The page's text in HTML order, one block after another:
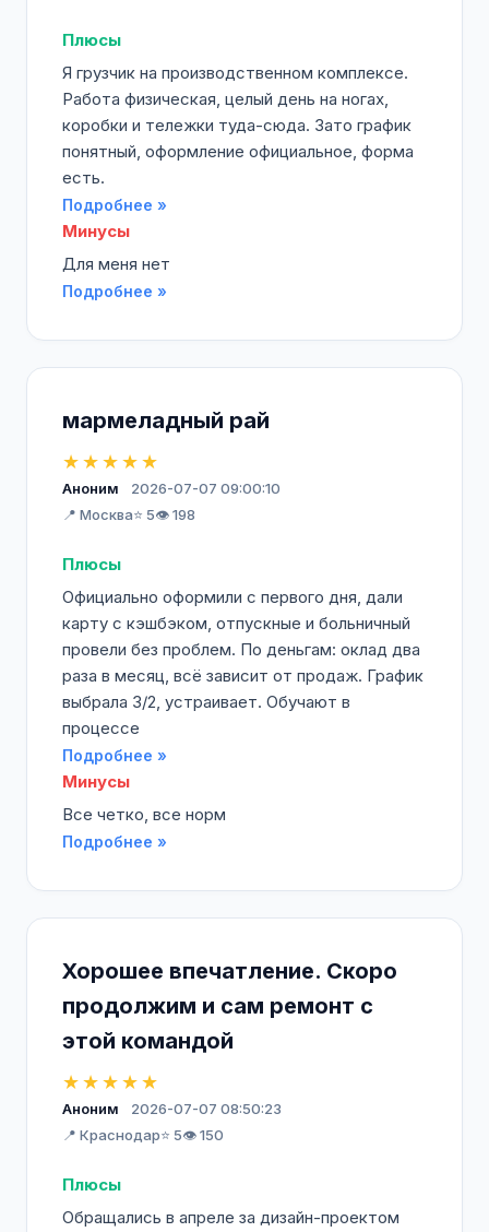
Плюсы
Я грузчик на производственном комплексе.
Работа физическая, целый день на ногах,
коробки и тележки туда-сюда. Зато график
понятный, оформление официальное, форма
есть.
Подробнее »
Минусы
Для меня нет
Подробнее »
мармеладный рай
★★★★★
Аноним
2026-07-07 09:00:10
📍 Москва⭐ 5👁️ 198
Плюсы
Официально оформили с первого дня, дали
карту с кэшбэком, отпускные и больничный
провели без проблем. По деньгам: оклад два
раза в месяц, всё зависит от продаж. График
выбрала 3/2, устраивает. Обучают в
процессе
Подробнее »
Минусы
Все четко, все норм
Подробнее »
Хорошее впечатление. Скоро
продолжим и сам ремонт с
этой командой
★★★★★
Аноним
2026-07-07 08:50:23
📍 Краснодар⭐ 5👁️ 150
Плюсы
Обращались в апреле за дизайн-проектом